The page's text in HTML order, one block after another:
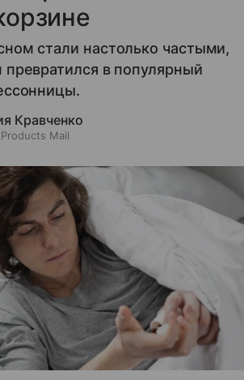
стали настолько частыми,
превратился в популярный
Кравченко
Mail